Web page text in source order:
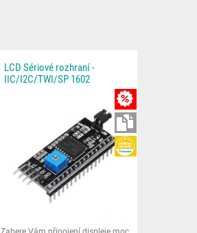
LCD Sériové rozhraní -
IIC/I2C/TWI/SP 1602